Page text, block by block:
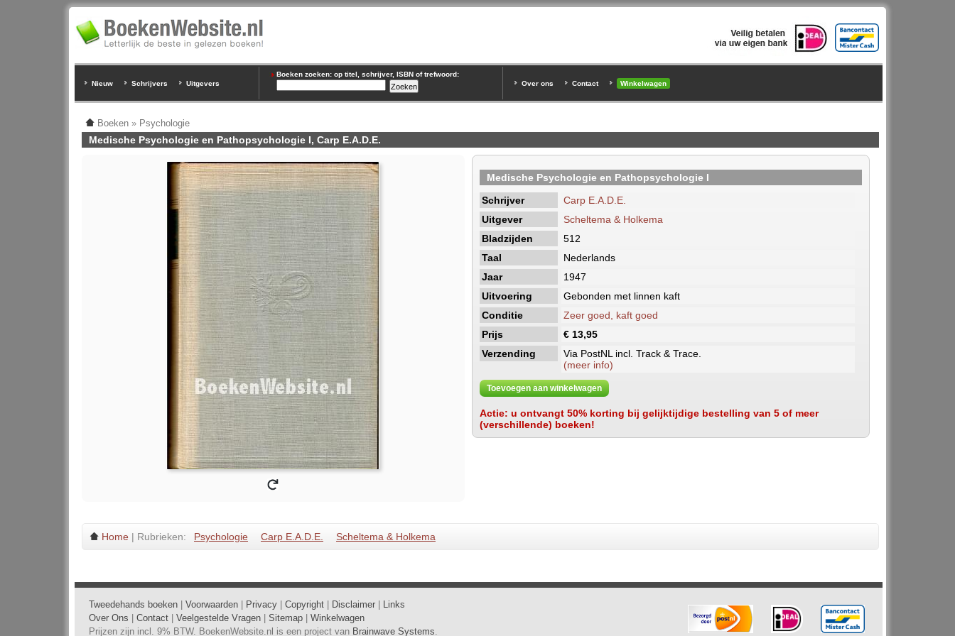
Nieuw Schrijvers Uitgevers
Boeken zoeken: op titel, schrijver, ISBN of trefwoord:
Over ons
Contact Winkelwagen
Boeken » Psychologie
Medische Psychologie en Pathopsychologie I, Carp E.A.D.E.
Medische Psychologie en Pathopsychologie I
Schrijver
Carp E.A.D.E.
Uitgever
Scheltema & Holkema
Bladzijden
512
Taal
Nederlands
Jaar
1947
Uitvoering
Gebonden met linnen kaft
Conditie
Zeer goed, kaft goed
Prijs
€ 13,95
Verzending
Via PostNL incl. Track & Trace.
(meer info)
Toevoegen aan winkelwagen
Actie: u ontvangt 50% korting bij gelijktijdige bestelling van 5 of meer
(verschillende) boeken!
Home | Rubrieken: Psychologie Carp E.A.D.E. Scheltema & Holkema
Tweedehands boeken Voorwaarden Privacy Copyright Disclaimer
Links
Over Ons
Contact Veelgestelde Vragen Sitemap
Winkelwagen
Prijzen zijn incl. 9% BTW. BoekenWebsite.nl is een project van Brainwave Systems.